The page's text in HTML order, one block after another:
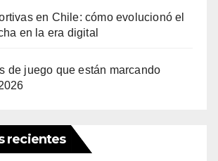
en Chile: cómo evolucionó el
en la era digital
de juego que están marcando
recientes